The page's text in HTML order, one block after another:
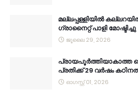
മല്ലപ്പള്ളിയിൽ
ഗ്രാനൈറ്റ് പാളി മോഷ്ടിച്ചു
ജൂലൈ 29, 2026
പ്രായപൂർത്തിയാകാത്ത
പ്രതിക്ക് 29 വർഷം
ഓഗസ്റ്റ് 01, 2026